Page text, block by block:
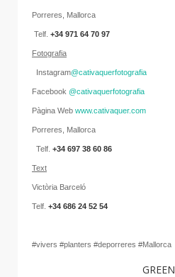
Porreres, Mallorca
Telf. +34 971 64 70 97
Fotografia
Instagram@cativaquerfotografia
Facebook @cativaquerfotografia
Pàgina Web www.cativaquer.com
Porreres, Mallorca
Telf. +34 697 38 60 86
Text
Victòria Barceló
Telf. +34 686 24 52 54
#vivers #planters #deporreres #Mallorca
GREEN